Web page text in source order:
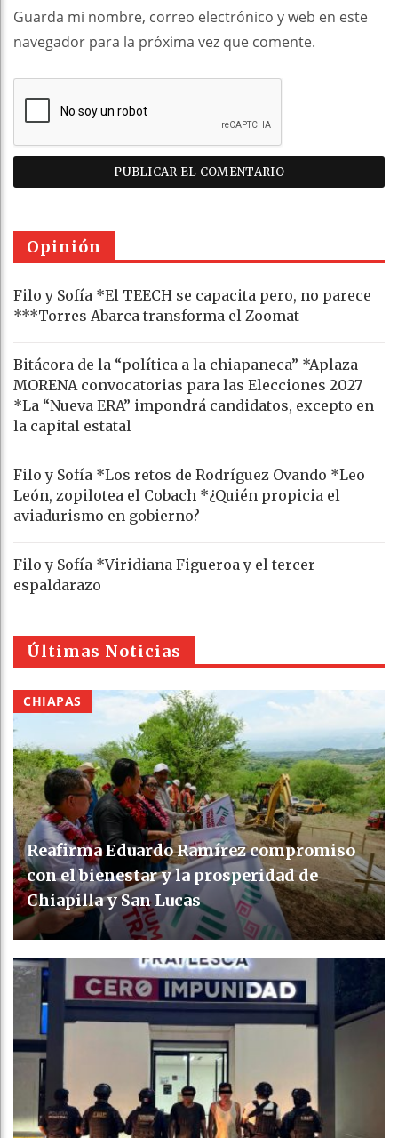
Guarda mi nombre, correo electrónico y web en este
navegador para la próxima vez que comente.
Opinión
Filo y Sofía *El TEECH se capacita pero, no parece
***Torres Abarca transforma el Zoomat
Bitácora de la “política a la chiapaneca” *Aplaza
MORENA convocatorias para las Elecciones 2027
*La “Nueva ERA” impondrá candidatos, excepto en
la capital estatal
Filo y Sofía *Los retos de Rodríguez Ovando *Leo
León, zopilotea el Cobach *¿Quién propicia el
aviadurismo en gobierno?
Filo y Sofía *Viridiana Figueroa y el tercer
espaldarazo
Últimas Noticias
CHIAPAS
Reafirma Eduardo Ramírez compromiso
con el bienestar y la prosperidad de
Chiapilla y San Lucas